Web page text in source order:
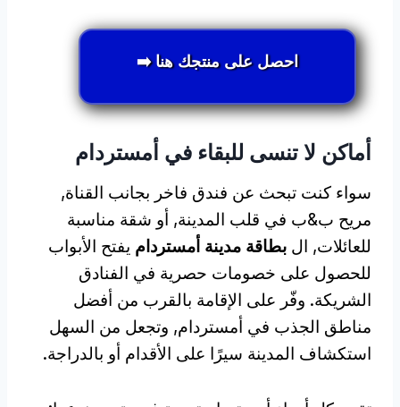
احصل على منتجك هنا ➡️
أماكن لا تنسى للبقاء في أمستردام
سواء كنت تبحث عن فندق فاخر بجانب القناة,
مريح ب&ب في قلب المدينة, أو شقة مناسبة
للعائلات, ال بطاقة مدينة أمستردام يفتح الأبواب
للحصول على خصومات حصرية في الفنادق
الشريكة. وفّر على الإقامة بالقرب من أفضل
مناطق الجذب في أمستردام, وتجعل من السهل
استكشاف المدينة سيرًا على الأقدام أو بالدراجة.